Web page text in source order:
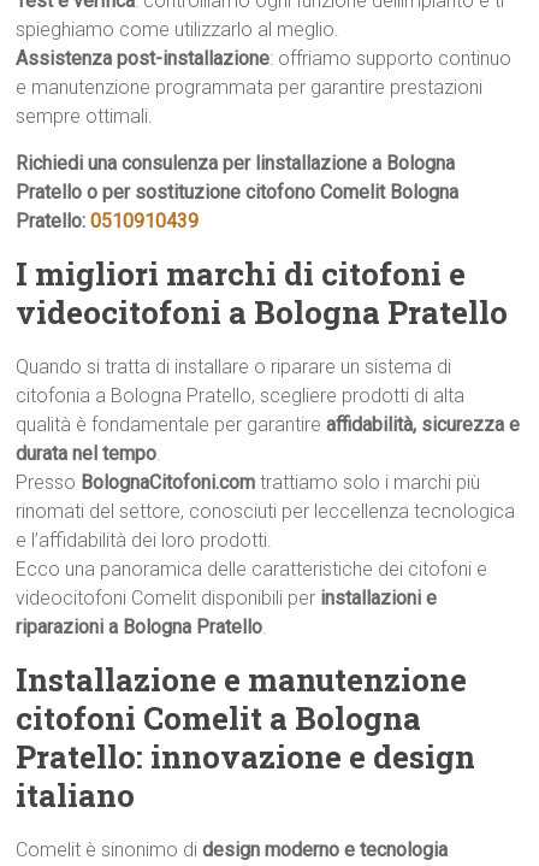
spieghiamo come utilizzarlo al meglio.
Assistenza post-installazione: offriamo supporto continuo
e manutenzione programmata per garantire prestazioni
sempre ottimali.
Richiedi una consulenza per linstallazione a Bologna
Pratello o per sostituzione citofono Comelit Bologna
Pratello: 0510910439
I migliori marchi di citofoni e
videocitofoni a Bologna Pratello
Quando si tratta di installare o riparare un sistema di
citofonia a Bologna Pratello, scegliere prodotti di alta
qualità è fondamentale per garantireaffidabilità, sicurezza e
durata nel tempo.
Presso BolognaCitofoni.com trattiamo solo i marchi più
rinomati del settore, conosciuti per leccellenza tecnologica
e l’affidabilità dei loro prodotti.
Ecco una panoramica delle caratteristiche dei citofoni e
videocitofoni Comelit disponibili per installazioni e
riparazioni a Bologna Pratello.
Installazione e manutenzione
citofoni Comelit a Bologna
Pratello: innovazione e design
italiano
Comelit è sinonimo didesign moderno e tecnologia